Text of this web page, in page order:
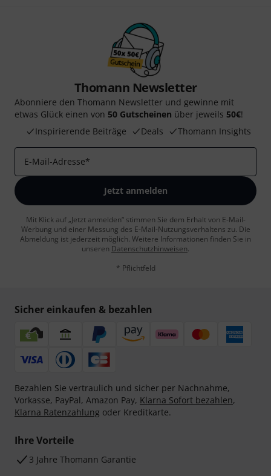
Thomann Newsletter
Abonniere den Thomann Newsletter und gewinne mit
etwas Glück einen von 50 Gutscheinen über jeweils 50€!
Inspirierende Beiträge
Deals Thomann Insights
E-Mail-Adresse*
Jetzt anmelden
Mit Klick auf „Jetzt anmelden“ stimmen Sie dem Erhalt von E-Mail-
Werbung und einer Messung des E-Mail-Nutzungsverhaltens zu. Die
Abmeldung ist jederzeit möglich. Weitere Informationen finden Sie in
unseren Datenschutzhinweisen.
* Pflichtfeld
Sicher einkaufen & bezahlen
Bezahlen Sie vertraulich und sicher per Nachnahme,
Vorkasse, PayPal, Amazon Pay, Klarna Sofort bezahlen,
Klarna Ratenzahlung oder Kreditkarte.
Ihre Vorteile
3 Jahre Thomann Garantie